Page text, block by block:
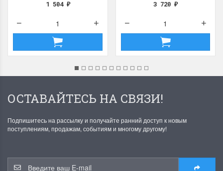
1 апреля 2026
1 504 ₽ 3 720₽
ОСТАВАЙТЕСЬ НА СВЯЗИ!
Подпишитесь на рассылку и получайте ранний доступ к новым
поступлениям, продажам, событиям и многому другому!